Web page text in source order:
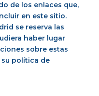
de los enlaces que,
en este sitio.
se reserva las
haber lugar
sobre estas
su política de